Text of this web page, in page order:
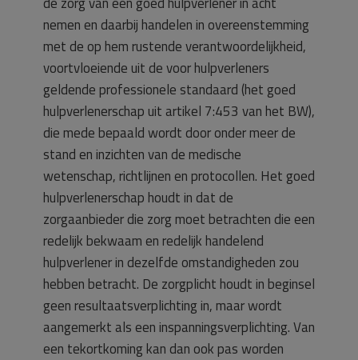
nemen en daarbij handelen in overeenstemming
met de op hem rustende verantwoordelijkheid,
voortvloeiende uit de voor hulpverleners
geldende professionele standaard (het goed
hulpverlenerschap uit artikel 7:453 van het BW),
die mede bepaald wordt door onder meer de
stand en inzichten van de medische
wetenschap, richtlijnen en protocollen. Het goed
hulpverlenerschap houdt in dat de
zorgaanbieder die zorg moet betrachten die een
redelijk bekwaam en redelijk handelend
hulpverlener in dezelfde omstandigheden zou
hebben betracht. De zorgplicht houdt in beginsel
geen resultaatsverplichting in, maar wordt
aangemerkt als een inspanningsverplichting. Van
een tekortkoming kan dan ook pas worden